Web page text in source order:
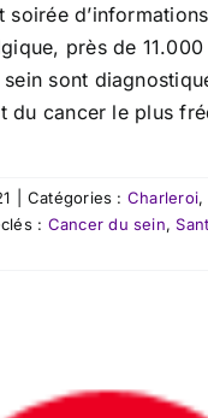
soirée
près de
sont
du cancer le plus
Catégories : Charleroi,
: Cancer du sein,